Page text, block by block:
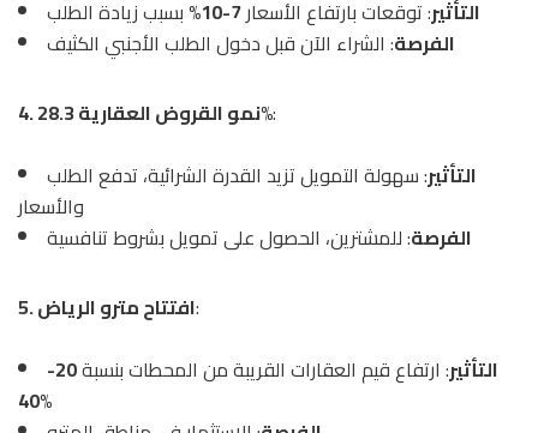
التأثير: توقعات بارتفاع الأسعار7-10%
بسبب زيادة الطلب
الفرصة: الشراء الآن قبل دخول الطلب الأجنبي الكثيف
4. نمو القروض العقارية 28.3%:
التأثير: سهولة التمويل تزيد القدرة الشرائية، تدفع الطلب
والأسعار
الفرصة: للمشترين، الحصول على تمويل بشروط تنافسية
5. افتتاح مترو الرياض:
التأثير: ارتفاع قيم العقارات القريبة من المحطات بنسبة
20-
40%